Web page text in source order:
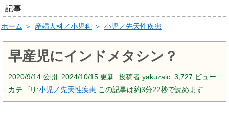
記事
ホーム ＞ 産婦人科／小児科 ＞ 小児／先天性疾患
早産児にインドメタシン？
2020/9/14 公開. 2024/10/15 更新. 投稿者:yakuzaic. 3,727 ビュー.
カテゴリ:小児／先天性疾患 .この記事は約3分22秒で読めます.